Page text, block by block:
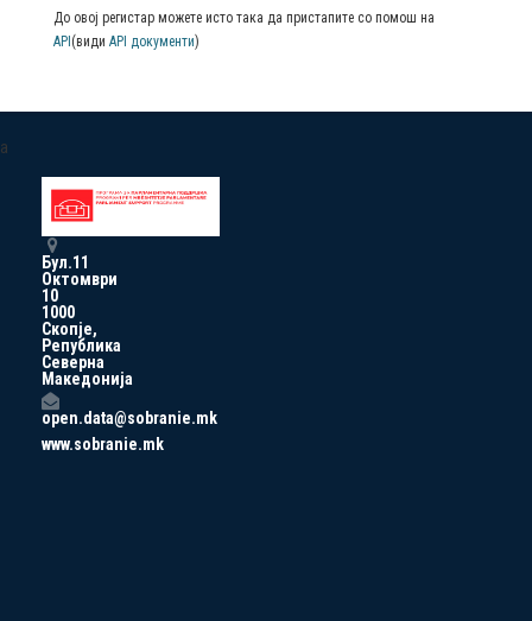
До овој регистар можете исто така да пристапите со помош на
API (види API документи)
a
Бул.11
Октомври
10
1000
Скопје,
Република
Северна
Македонија
open.data@sobranie.mk
www.sobranie.mk